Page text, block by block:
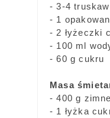
- 3-4
- 1
- 2 łyżeczki
- 100 ml
- 60 g cukru
Masa
- 400 g
- 1 łyżka